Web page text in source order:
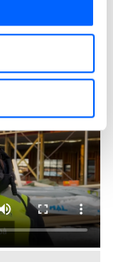
tilrettelagt
ble startet
2024.